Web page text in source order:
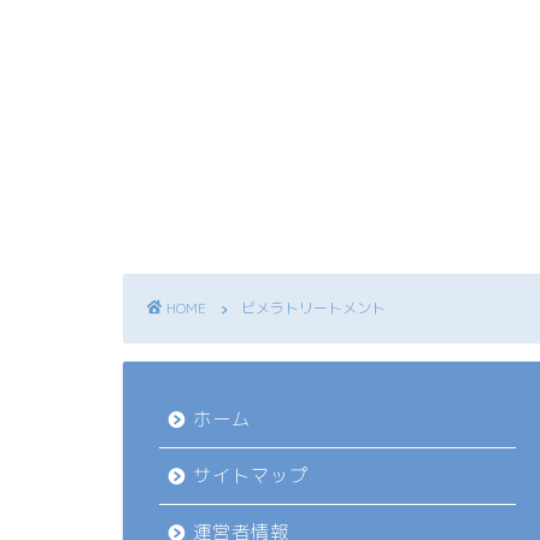
HOME ビメラトリートメント
ホーム
サイトマップ
運営者情報